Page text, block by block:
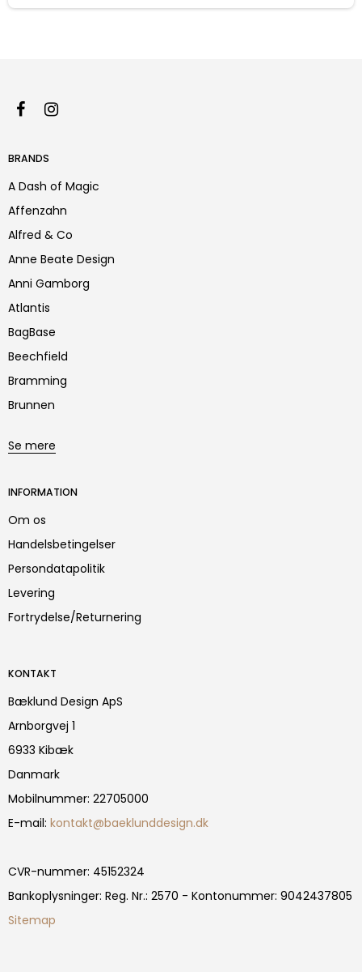
BRANDS
A Dash of Magic
Affenzahn
Alfred & Co
Anne Beate Design
Anni Gamborg
Atlantis
BagBase
Beechfield
Bramming
Brunnen
Se mere
INFORMATION
Om os
Handelsbetingelser
Persondatapolitik
Levering
Fortrydelse/Returnering
KONTAKT
Bæklund Design ApS
Arnborgvej 1
6933 Kibæk
Danmark
Mobilnummer: 22705000
E-mail: kontakt@baeklunddesign.dk
CVR-nummer: 45152324
Bankoplysninger: Reg. Nr.: 2570 - Kontonummer: 9042437805
Sitemap